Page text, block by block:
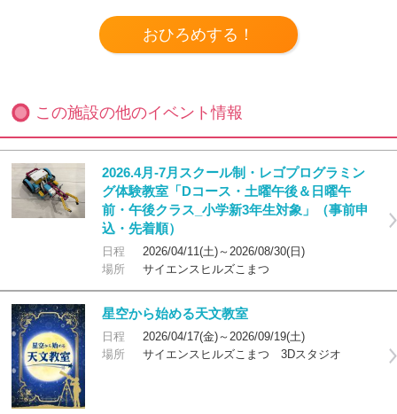
この施設の他のイベント情報
2026.4月-7月スクール制・レゴプログラミン
グ体験教室「Dコース・土曜午後＆日曜午
前・午後クラス_小学新3年生対象」（事前申
込・先着順）
日程
2026/04/11(土)～2026/08/30(日)
場所
サイエンスヒルズこまつ
星空から始める天文教室
日程
2026/04/17(金)～2026/09/19(土)
場所
サイエンスヒルズこまつ 3Dスタジオ